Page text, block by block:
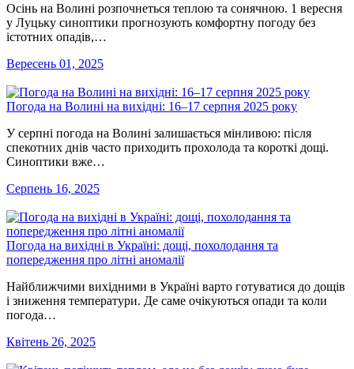
Осінь на Волині розпочнеться теплою та сонячною. 1 вересня
у Луцьку синоптики прогнозують комфортну погоду без
істотних опадів,…
Вересень 01, 2025
Погода на Волині на вихідні: 16–17 серпня 2025 року
У серпні погода на Волині залишається мінливою: після
спекотних днів часто приходить прохолода та короткі дощі.
Синоптики вже…
Серпень 16, 2025
Погода на вихідні в Україні: дощі, похолодання та
попередження про літні аномалії
Найближчими вихідними в Україні варто готуватися до дощів
і зниження температури. Де саме очікуються опади та коли
погода…
Квітень 26, 2025